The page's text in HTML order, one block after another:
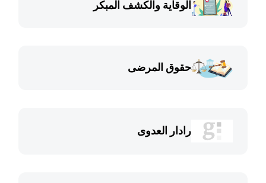
الوقاية والكشف المبكر
حقوق المرضى
رادار العدوى